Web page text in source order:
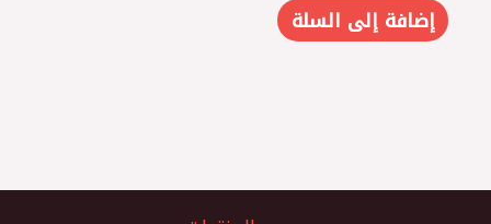
إضافة إلى السلة